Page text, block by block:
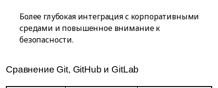
Более глубокая интеграция с корпоративными
средами и повышенное внимание к
безопасности.
Сравнение Git, GitHub и GitLab